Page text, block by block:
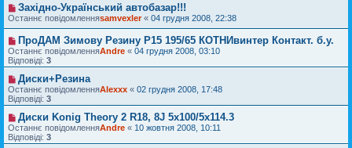
Західно-Український автобазар!!!
Останнє повідомленняsamvexler« 04 грудня 2008, 22:38
ПроДАМ Зимову Резину Р15 195/65 КОТНИвинтер Контакт. б.у.
Останнє повідомленняAndre « 04 грудня 2008, 03:10
Відповіді: 3
Диски+Резина
Останнє повідомленняAlexxx « 02 грудня 2008, 17:48
Відповіді: 3
Диски Konig Theory 2 R18, 8J 5x100/5x114.3
Останнє повідомленняAndre « 10 жовтня 2008, 10:11
Відповіді: 3